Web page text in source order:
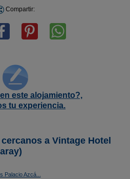
Compartir:
este alojamiento?,
tu experiencia.
a Vintage Hotel
Palacio Azcá...